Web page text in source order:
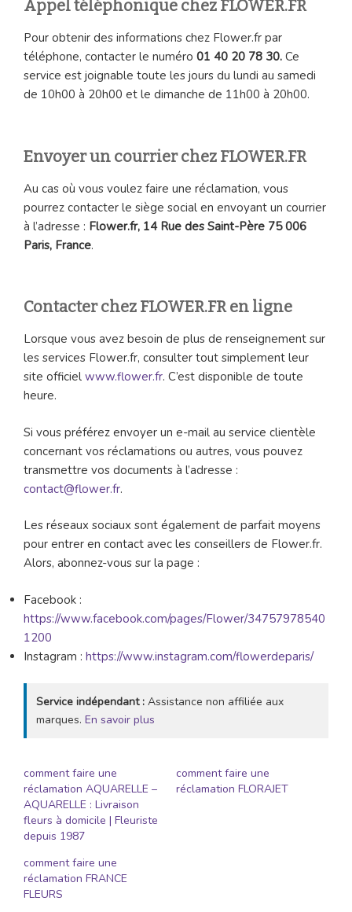
Appel téléphonique chez FLOWER.FR
Pour obtenir des informations chez Flower.fr par
téléphone, contacter le numéro 01 40 20 78 30. Ce
service est joignable toute les jours du lundi au samedi
de 10h00 à 20h00 et le dimanche de 11h00 à 20h00.
Envoyer un courrier chez FLOWER.FR
Au cas où vous voulez faire une réclamation, vous
pourrez contacter le siège social en envoyant un courrier
à l’adresse : Flower.fr, 14 Rue des Saint-Père 75 006
Paris, France.
Contacter chez FLOWER.FR en ligne
Lorsque vous avez besoin de plus de renseignement sur
les services Flower.fr, consulter tout simplement leur
site officiel www.flower.fr. C’est disponible de toute
heure.
Si vous préférez envoyer un e-mail au service clientèle
concernant vos réclamations ou autres, vous pouvez
transmettre vos documents à l’adresse :
contact@flower.fr.
Les réseaux sociaux sont également de parfait moyens
pour entrer en contact avec les conseillers de Flower.fr.
Alors, abonnez-vous sur la page :
Facebook :
https://www.facebook.com/pages/Flower/34757978540
1200
Instagram : https://www.instagram.com/flowerdeparis/
Service indépendant : Assistance non affiliée aux
marques. En savoir plus
comment faire une
réclamation AQUARELLE –
AQUARELLE : Livraison
fleurs à domicile | Fleuriste
depuis 1987
comment faire une
réclamation FLORAJET
comment faire une
réclamation FRANCE
FLEURS